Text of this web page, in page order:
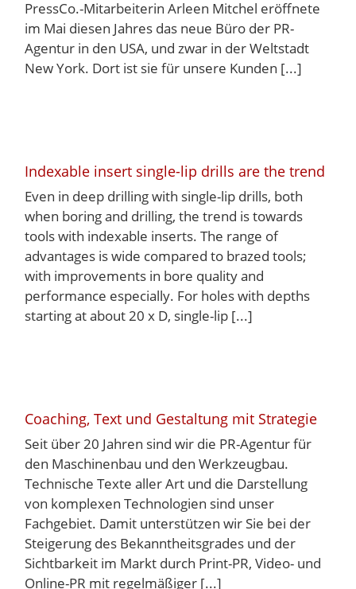
PressCo.-Mitarbeiterin Arleen Mitchel eröffnete
im Mai diesen Jahres das neue Büro der PR-
Agentur in den USA, und zwar in der Weltstadt
New York. Dort ist sie für unsere Kunden [...]
Indexable insert single-lip drills are the trend
Even in deep drilling with single-lip drills, both
when boring and drilling, the trend is towards
tools with indexable inserts. The range of
advantages is wide compared to brazed tools;
with improvements in bore quality and
performance especially. For holes with depths
starting at about 20 x D, single-lip [...]
Coaching, Text und Gestaltung mit Strategie
Seit über 20 Jahren sind wir die PR-Agentur für
den Maschinenbau und den Werkzeugbau.
Technische Texte aller Art und die Darstellung
von komplexen Technologien sind unser
Fachgebiet. Damit unterstützen wir Sie bei der
Steigerung des Bekanntheitsgrades und der
Sichtbarkeit im Markt durch Print-PR, Video- und
Online-PR mit regelmäßiger [...]